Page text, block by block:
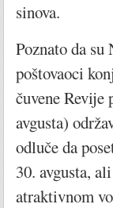
sinova.
Poznato da
poštovaoci
čuvene Revije
avgusta)
odluče da
30. avgusta,
atraktivnom